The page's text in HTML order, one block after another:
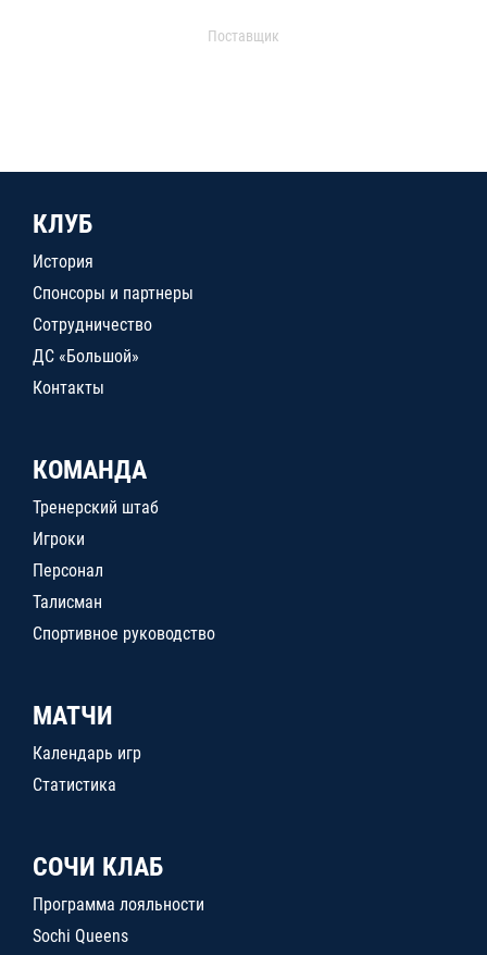
Поставщик
КЛУБ
История
Спонсоры и партнеры
Сотрудничество
ДС «Большой»
Контакты
КОМАНДА
Тренерский штаб
Игроки
Персонал
Талисман
Спортивное руководство
МАТЧИ
Календарь игр
Статистика
СОЧИ КЛАБ
Программа лояльности
Sochi Queens